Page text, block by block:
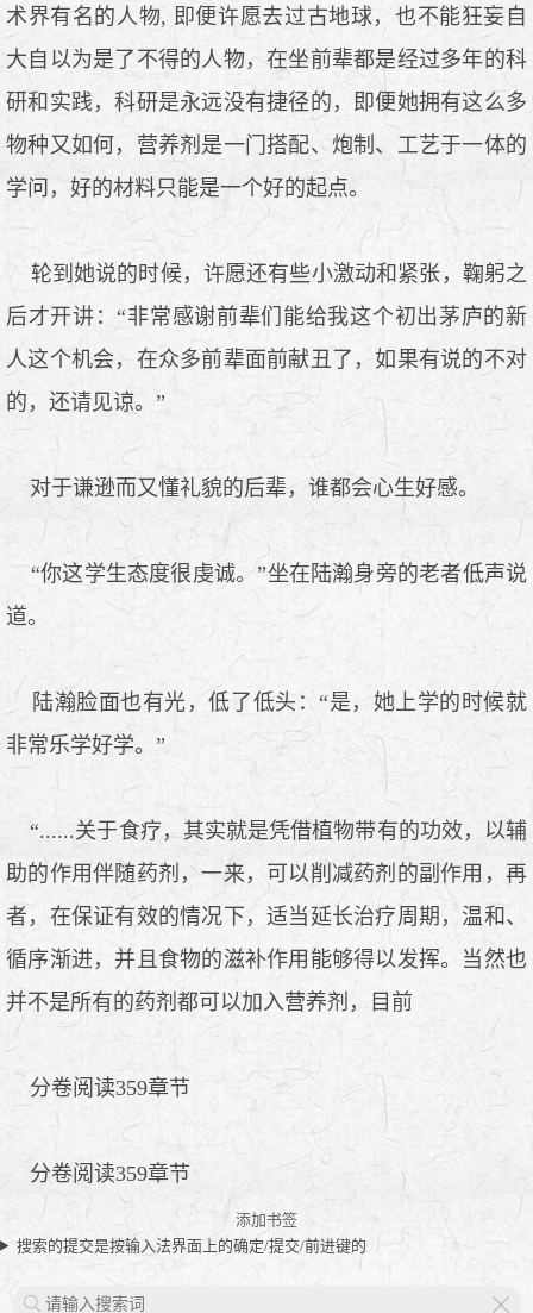
术界有名的人物, 即便许愿去过古地球，也不能狂妄自
大自以为是了不得的人物，在坐前辈都是经过多年的科
研和实践，科研是永远没有捷径的，即便她拥有这么多
物种又如何，营养剂是一门搭配、炮制、工艺于一体的
学问，好的材料只能是一个好的起点。
轮到她说的时候，许愿还有些小激动和紧张，鞠躬之
后才开讲：“非常感谢前辈们能给我这个初出茅庐的新
人这个机会，在众多前辈面前献丑了，如果有说的不对
的，还请见谅。”
对于谦逊而又懂礼貌的后辈，谁都会心生好感。
“你这学生态度很虔诚。”坐在陆瀚身旁的老者低声说
道。
陆瀚脸面也有光，低了低头：“是，她上学的时候就
非常乐学好学。”
“......关于食疗，其实就是凭借植物带有的功效，以辅
助的作用伴随药剂，一来，可以削减药剂的副作用，再
者，在保证有效的情况下，适当延长治疗周期，温和、
循序渐进，并且食物的滋补作用能够得以发挥。当然也
并不是所有的药剂都可以加入营养剂，目前
分卷阅读359章节
分卷阅读359章节
添加书签
搜索的提交是按输入法界面上的确定/提交/前进键的